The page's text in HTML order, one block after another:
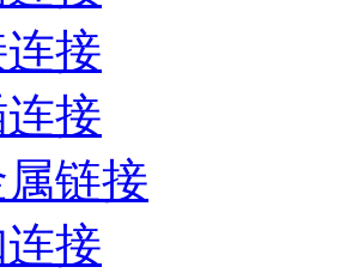
接
接
链接
接